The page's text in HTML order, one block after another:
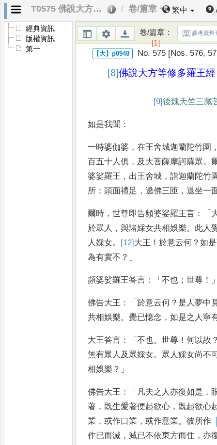
T0575 佛說大方等修多羅王經 卷/篇章 一 繁中
經典資訊
版權資訊
第一
卷/篇章：
[1]
參考資料
No. 575 [Nos. 576,
[8]佛說大方等修多羅王經
[9]後魏天竺三藏
如是我聞 ：
一時婆伽婆 ，在王舍城迦蘭陀竹園
百五十人俱 ， 及大菩薩摩訶薩眾。
婆娑羅王 ， 出王舍城 ，詣迦蘭陀竹
所 ；頭面禮足 ，遶佛三匝 ，退坐一
爾時 ，世尊即告頻婆娑羅王言 ：「
於眾人 ，與諸婇女共相娛樂。 此人
人婇女。 [12] 大王 ！於意云何 ？如是
為有實不 ？」
頻婆娑羅王答言 ： 「不也 ；世尊 ！
佛告大王 ：「於意云何 ？ 是人夢中
共相娛樂。覺已憶念 ，如是之人寧
大王答言 ：「不也。世尊 ！何以故
無有眾人及眾婇女。 眾人婇女尚不
相娛樂 ？」
佛告大王 ：「 凡夫之人亦復如是 ，
著 ， 既生愛著便起欲心 ， 既起欲心
業 ，或作口業 ，或作意業。彼所作
作已而滅 ，滅已不依東方而住 ，亦